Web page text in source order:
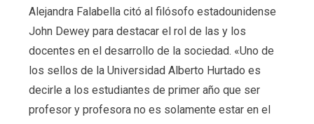
Alejandra Falabella citó al filósofo estadounidense
John Dewey para destacar el rol de las y los
docentes en el desarrollo de la sociedad. «Uno de
los sellos de la Universidad Alberto Hurtado es
decirle a los estudiantes de primer año que ser
profesor y profesora no es solamente estar en el